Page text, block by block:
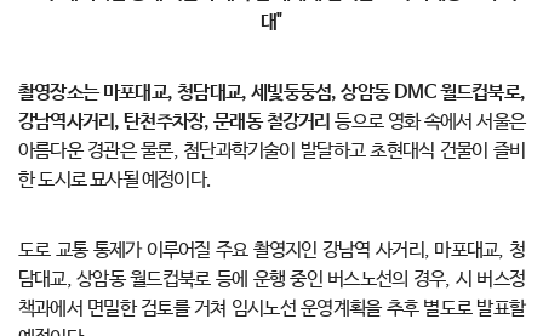
대"
촬영장소는 마포대교, 청담대교, 세빛둥둥섬, 상암동 DMC 월드컵북로,
강남역사거리, 탄천주차장, 문래동 철강거리등으로 영화 속에서 서울은
아름다운 경관은 물론, 첨단과학기술이 발달하고 초현대식 건물이 즐비
한 도시로 묘사될 예정이다.
도로 교통 통제가 이루어질 주요 촬영지인 강남역 사거리, 마포대교, 청
담대교, 상암동 월드컵북로 등에 운행 중인 버스노선의 경우, 시 버스정
책과에서 면밀한 검토를 거쳐 임시노선 운영계획을 추후 별도로 발표할